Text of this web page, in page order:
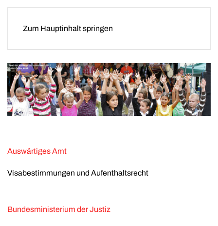
Zum Hauptinhalt springen
Auswärtiges Amt
Visabestimmungen und Aufenthaltsrecht
Bundesministerium der Justiz